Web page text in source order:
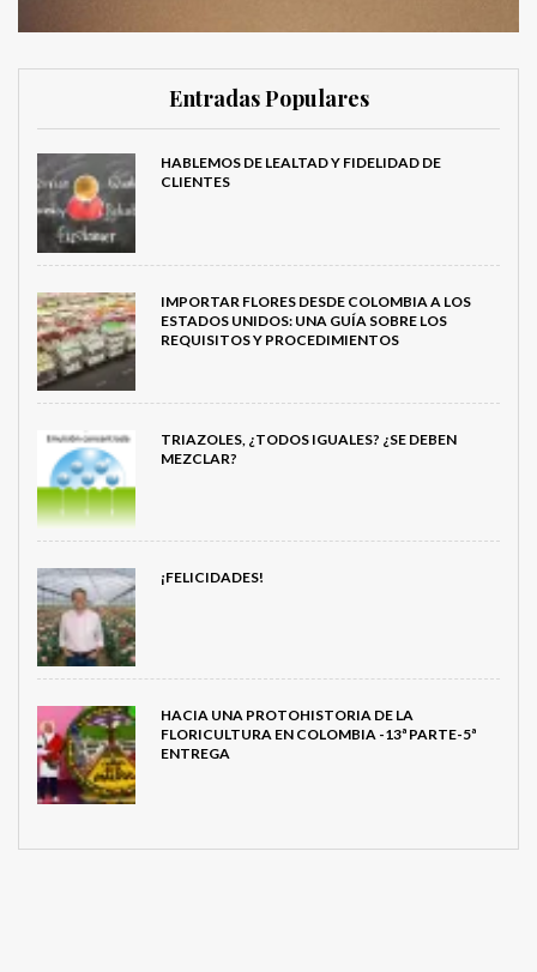
Entradas Populares
HABLEMOS DE LEALTAD Y FIDELIDAD DE
CLIENTES
IMPORTAR FLORES DESDE COLOMBIA A LOS
ESTADOS UNIDOS: UNA GUÍA SOBRE LOS
REQUISITOS Y PROCEDIMIENTOS
TRIAZOLES, ¿TODOS IGUALES? ¿SE DEBEN
MEZCLAR?
¡FELICIDADES!
HACIA UNA PROTOHISTORIA DE LA
FLORICULTURA EN COLOMBIA -13ª PARTE-5ª
ENTREGA